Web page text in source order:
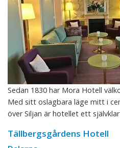
Sedan 1830 har Mora Hotell
Med sitt oslagbara läge mitt i
över Siljan är hotellet ett
Tällbergsgårdens Hotell